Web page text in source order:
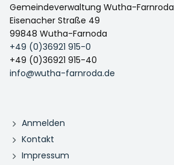
Gemeindeverwaltung Wutha-Farnroda
Eisenacher Straße 49
99848 Wutha-Farnoda
+49 (0)36921 915-0
+49 (0)36921 915-40
info@wutha-farnroda.de
Anmelden
Kontakt
Impressum